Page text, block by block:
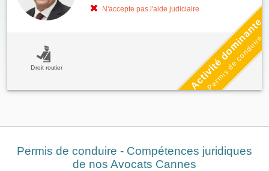
N'accepte pas l'aide judiciaire
Droit routier Activité dominante
Permis de conduire
Permis de conduire - Compétences juridiques
de nos Avocats Cannes